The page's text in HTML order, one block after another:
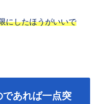
にしたほうがいいで
あれば一点突